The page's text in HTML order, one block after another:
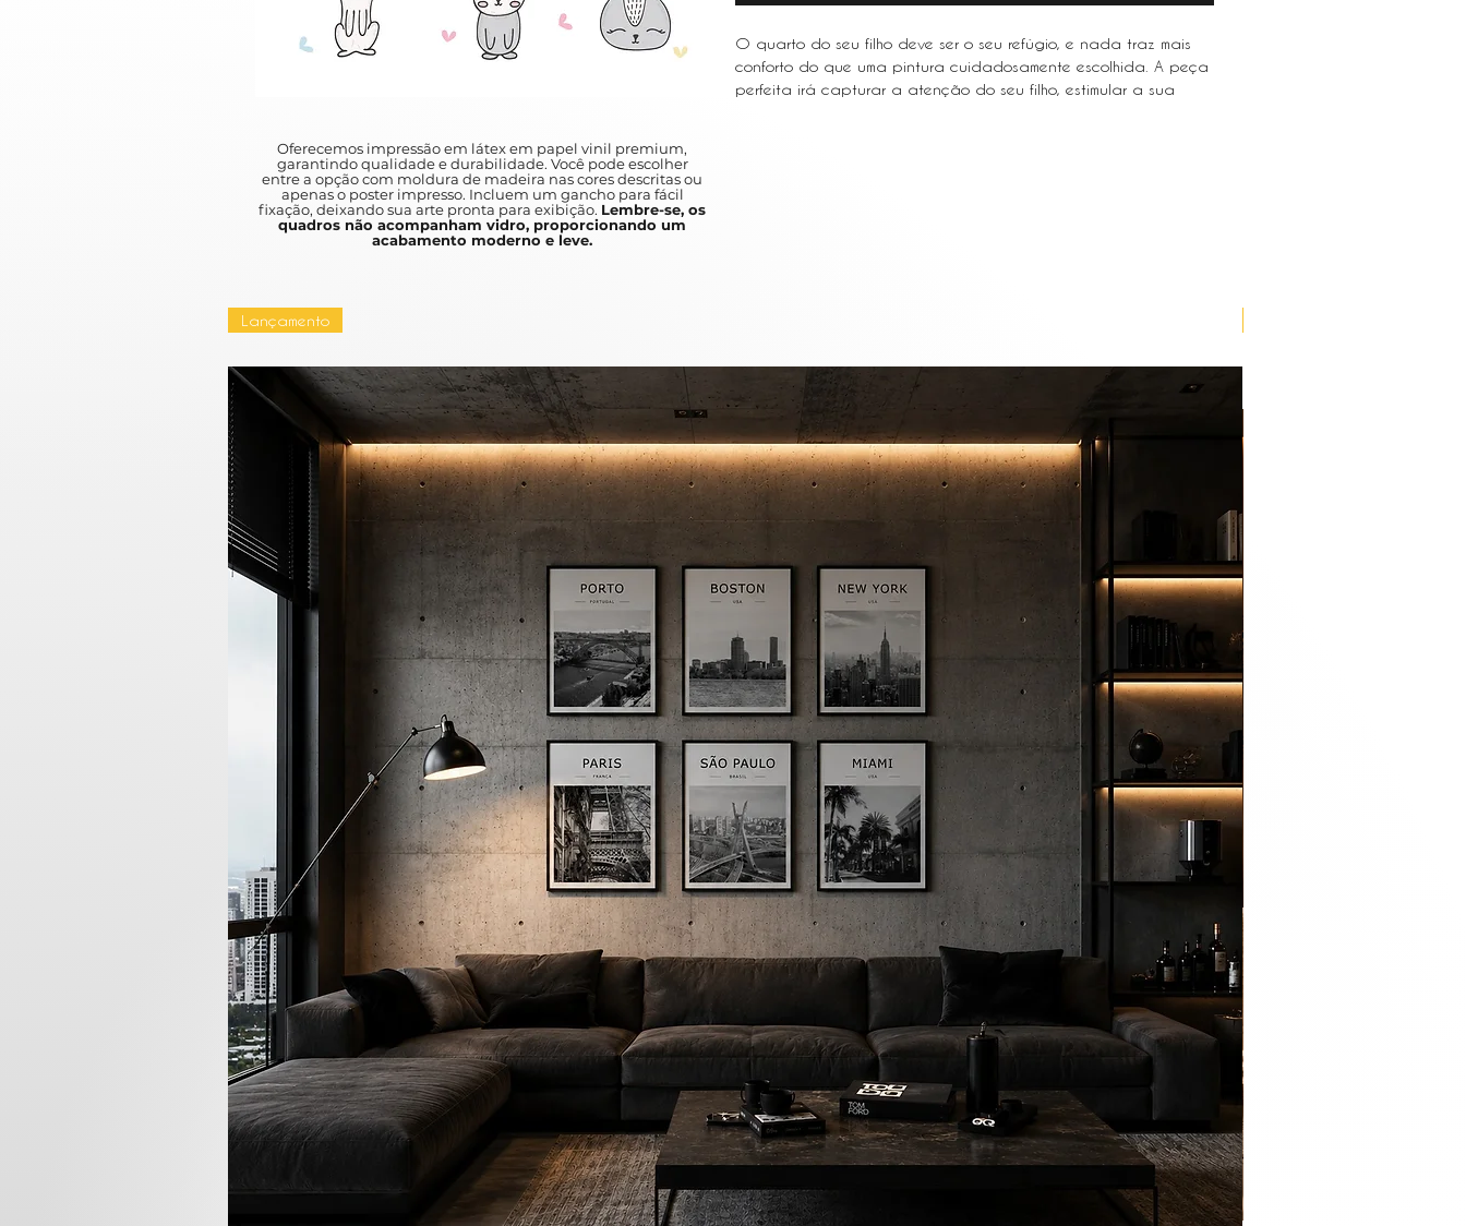
O quarto do seu filho deve ser o seu refúgio, e nada traz mais
conforto do que uma pintura cuidadosamente escolhida. A peça
perfeita irá capturar a atenção do seu filho, estimular a sua
Oferecemos impressão em látex em papel vinil premium,
garantindo qualidade e durabilidade. Você pode escolher
entre a opção com moldura de madeira nas cores descritas ou
apenas o poster impresso. Incluem um gancho para fácil
fixação, deixando sua arte pronta para exibição. Lembre-se, os
quadros não acompanham vidro, proporcionando um
acabamento moderno e leve.
Lançamento